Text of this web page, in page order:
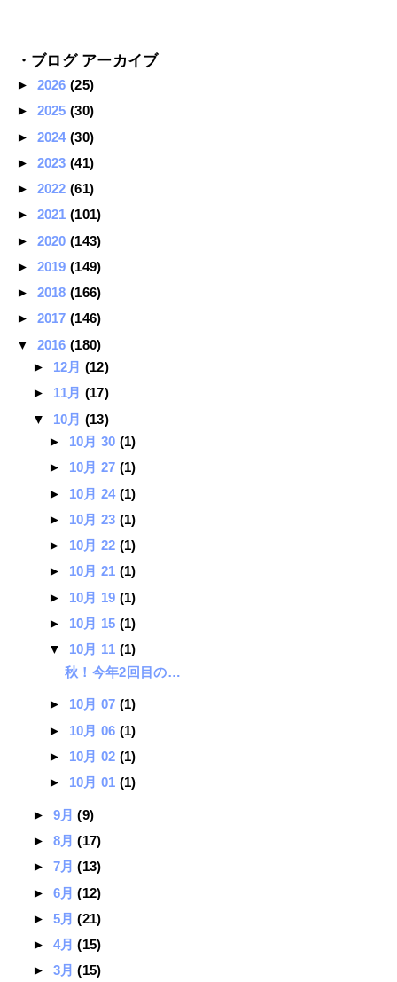
・ブログ アーカイブ
► 2026(25)
► 2025(30)
► 2024(30)
► 2023(41)
► 2022(61)
► 2021(101)
► 2020(143)
► 2019(149)
► 2018(166)
► 2017(146)
▼ 2016(180)
► 12月 (12)
► 11月 (17)
▼ 10月 (13)
► 10月 30 (1)
► 10月 27 (1)
► 10月 24 (1)
► 10月 23 (1)
► 10月 22 (1)
► 10月 21 (1)
► 10月 19 (1)
► 10月 15 (1)
▼ 10月 11 (1)
秋！今年2回目の…
► 10月 07 (1)
► 10月 06 (1)
► 10月 02 (1)
► 10月 01 (1)
► 9月(9)
► 8月(17)
► 7月(13)
► 6月(12)
► 5月(21)
► 4月(15)
► 3月(15)